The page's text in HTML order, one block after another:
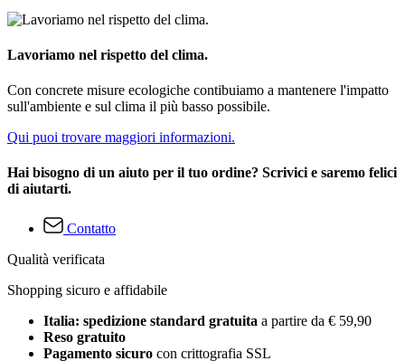
Lavoriamo nel rispetto del clima.
Con concrete misure ecologiche contibuiamo a mantenere l'impatto
sull'ambiente e sul clima il più basso possibile.
Qui puoi trovare maggiori informazioni.
Hai bisogno di un aiuto per il tuo ordine? Scrivici e saremo felici
di aiutarti.
Contatto
Qualità verificata
Shopping sicuro e affidabile
Italia: spedizione standard gratuita a partire da € 59,90
Reso gratuito
Pagamento sicuro con crittografia SSL